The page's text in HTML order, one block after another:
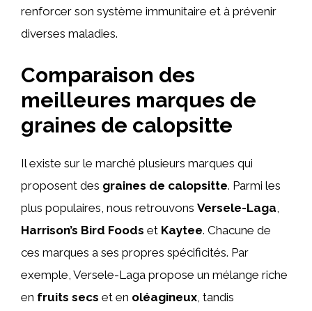
renforcer son système immunitaire et à prévenir
diverses maladies.
Comparaison des
meilleures marques de
graines de calopsitte
Il existe sur le marché plusieurs marques qui
proposent des graines de calopsitte. Parmi les
plus populaires, nous retrouvons Versele-Laga
Harrison’s Bird Foods et Kaytee. Chacune de
ces marques a ses propres spécificités. Par
exemple, Versele-Laga propose un mélange riche
en fruits secs et en oléagineux , tandis